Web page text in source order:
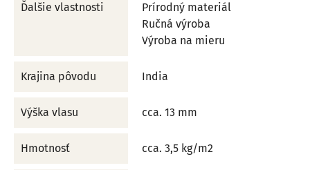
Ďalšie vlastnosti
Prírodný materiál
Ručná výroba
Výroba na mieru
Krajina pôvodu India
Výška vlasu cca. 13 mm
Hmotnosť cca. 3,5 kg/m2